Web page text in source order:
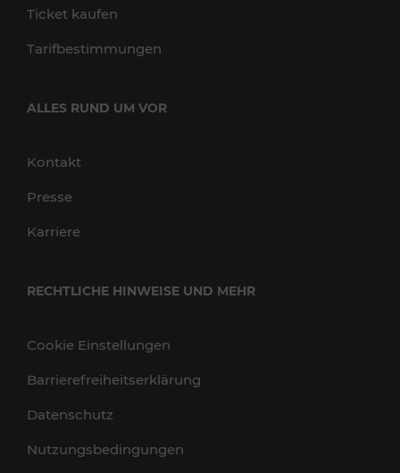
Ticket kaufen
Tarifbestimmungen
ALLES RUND UM VOR
Kontakt
Presse
Karriere
RECHTLICHE HINWEISE UND MEHR
Cookie Einstellungen
Barrierefreiheitserklärung
Datenschutz
Nutzungsbedingungen